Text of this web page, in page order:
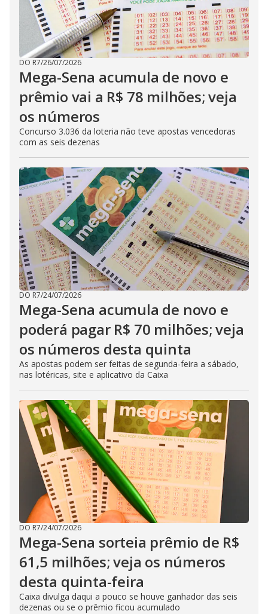
DO R7/26/07/2026
Mega-Sena acumula de novo e
prêmio vai a R$ 78 milhões; veja
os números
Concurso 3.036 da loteria não teve apostas vencedoras
com as seis dezenas
DO R7/24/07/2026
Mega-Sena acumula de novo e
poderá pagar R$ 70 milhões; veja
os números desta quinta
As apostas podem ser feitas de segunda-feira a sábado,
nas lotéricas, site e aplicativo da Caixa
DO R7/24/07/2026
Mega-Sena sorteia prêmio de R$
61,5 milhões; veja os números
desta quinta-feira
Caixa divulga daqui a pouco se houve ganhador das seis
dezenas ou se o prêmio ficou acumulado